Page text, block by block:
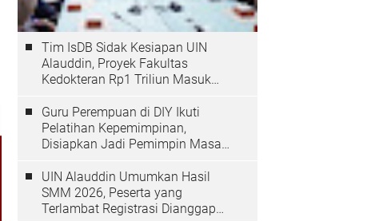
Tim IsDB Sidak Kesiapan UIN
Alauddin, Proyek Fakultas
Kedokteran Rp1 Triliun Masuk
Guru Perempuan di DIY Ikuti
Pelatihan Kepemimpinan,
Disiapkan Jadi Pemimpin Masa
UIN Alauddin Umumkan Hasil
SMM 2026, Peserta yang
Terlambat Registrasi Dianggap